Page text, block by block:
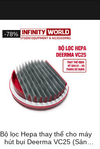
-78%
Bộ lọc Hepa thay thế cho máy
hút bụi Deerma VC25 (Sản